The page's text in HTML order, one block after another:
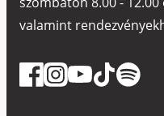
valamint